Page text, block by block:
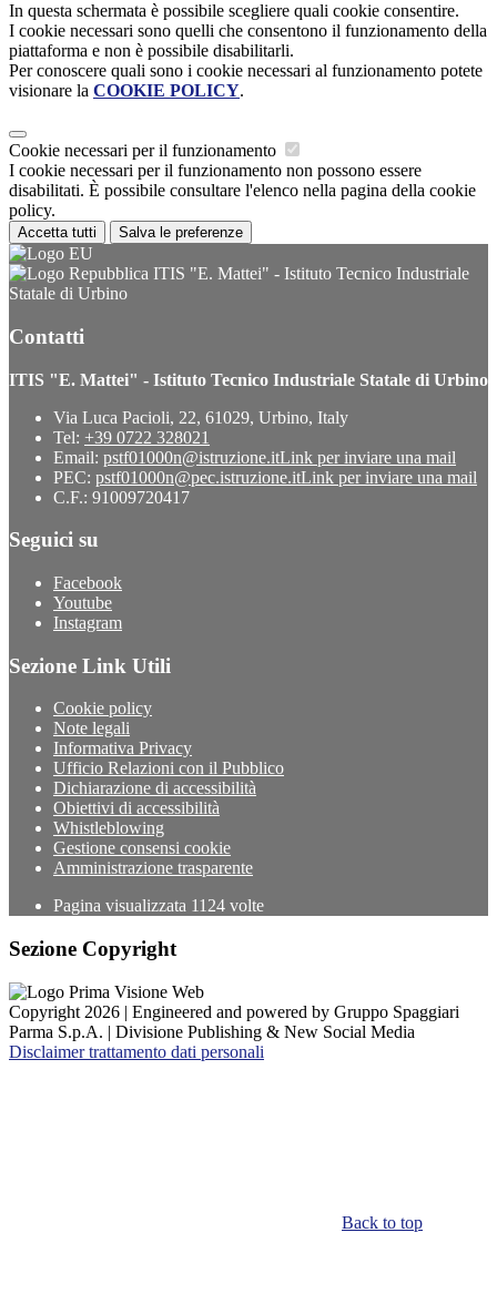
In questa schermata è possibile scegliere quali cookie consentire.
I cookie necessari sono quelli che consentono il funzionamento della
piattaforma e non è possibile disabilitarli.
Per conoscere quali sono i cookie necessari al funzionamento potete
visionare la COOKIE POLICY.
Cookie necessari per il funzionamento
I cookie necessari per il funzionamento non possono essere
disabilitati. È possibile consultare l'elenco nella pagina della cookie
policy.
Accetta tutti Salva le preferenze
ITIS "E. Mattei" - Istituto Tecnico Industriale
Statale di Urbino
Contatti
ITIS "E. Mattei" - Istituto Tecnico Industriale Statale di Urbino
Via Luca Pacioli, 22, 61029, Urbino, Italy
Tel: +39 0722 328021
Email: pstf01000n@istruzione.itLink per inviare una mail
PEC: pstf01000n@pec.istruzione.itLink per inviare una mail
C.F.: 91009720417
Seguici su
Facebook
Youtube
Instagram
Sezione Link Utili
Cookie policy
Note legali
Informativa Privacy
Ufficio Relazioni con il Pubblico
Dichiarazione di accessibilità
Obiettivi di accessibilità
Whistleblowing
Gestione consensi cookie
Amministrazione trasparente
Pagina visualizzata 1124 volte
Sezione Copyright
Copyright 2026 | Engineered and powered by Gruppo Spaggiari
Parma S.p.A. | Divisione Publishing & New Social Media
Disclaimer trattamento dati personali
Back to top